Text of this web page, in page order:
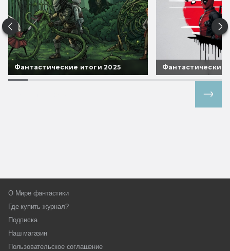
Фантастические итоги 2025 Фантастические
О Мире фантастики
Где купить журнал?
Подписка
Наш магазин
Пользовательское соглашение